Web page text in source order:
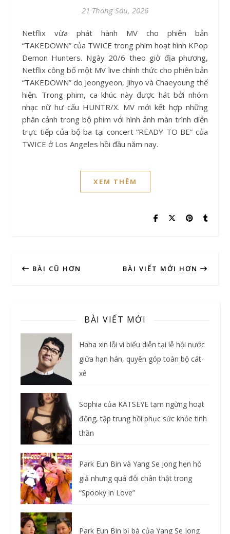
21 Tháng Sáu, 2026
Netflix vừa phát hành MV cho phiên bản
“TAKEDOWN” của TWICE trong phim hoạt hình KPop
Demon Hunters. Ngày 20/6 theo giờ địa phương,
Netflix công bố một MV live chính thức cho phiên bản
“TAKEDOWN” do Jeongyeon, Jihyo và Chaeyoung thể
hiện. Trong phim, ca khúc này được hát bởi nhóm
nhạc nữ hư cấu HUNTR/X. MV mới kết hợp những
phân cảnh trong bộ phim với hình ảnh màn trình diễn
trực tiếp của bộ ba tại concert “READY TO BE” của
TWICE ở Los Angeles hồi đầu năm nay.
XEM THÊM
BÀI CŨ HƠN BÀI VIẾT MỚI HƠN
BÀI VIẾT MỚI
Haha xin lỗi vì biểu diễn tại lễ hội nước
giữa hạn hán, quyên góp toàn bộ cát-
xê
Sophia của KATSEYE tạm ngừng hoạt
động, tập trung hồi phục sức khỏe tinh
thần
Park Eun Bin và Yang Se Jong hẹn hò
giả nhưng quá đỗi chân thật trong
“Spooky in Love”
Park Eun Bin bị bà của Yang Se Jong